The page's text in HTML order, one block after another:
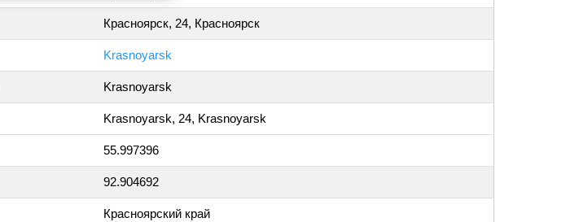
Красноярск, 24, Красноярск
Krasnoyarsk
Krasnoyarsk
Krasnoyarsk, 24, Krasnoyarsk
55.997396
92.904692
Красноярский край